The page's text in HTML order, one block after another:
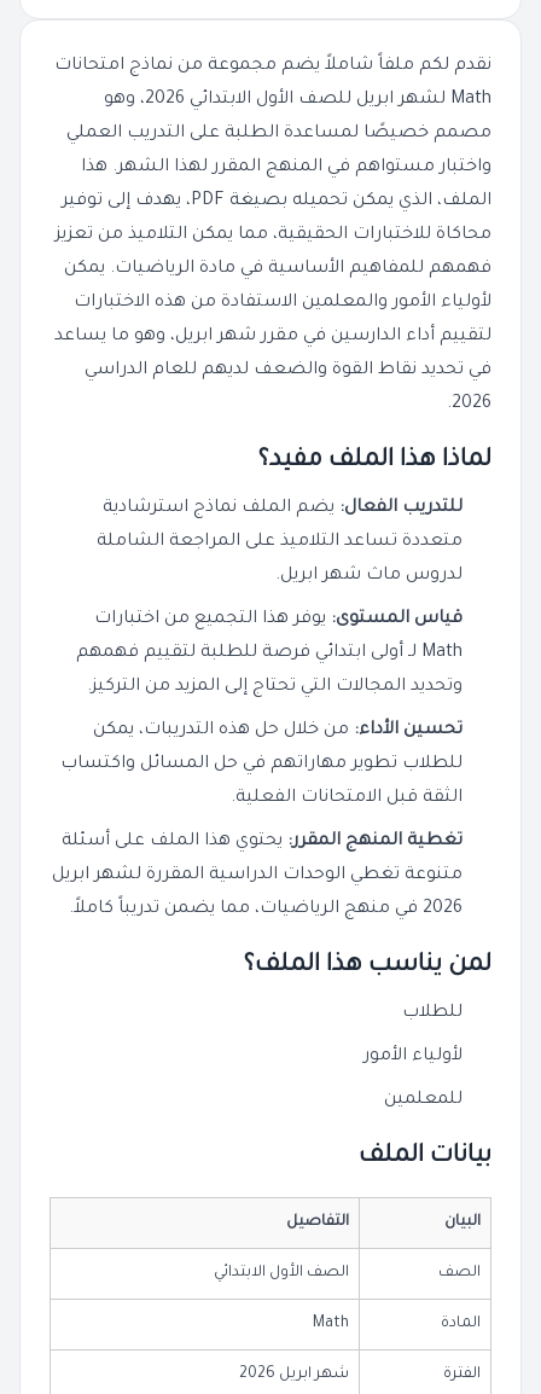
نقدم لكم ملفاً شاملاً يضم مجموعة من نماذج امتحانات
Math لشهر ابريل للصف الأول الابتدائي 2026، وهو
مصمم خصيصًا لمساعدة الطلبة على التدريب العملي
واختبار مستواهم في المنهج المقرر لهذا الشهر. هذا
الملف، الذي يمكن تحميله بصيغة PDF، يهدف إلى توفير
محاكاة للاختبارات الحقيقية، مما يمكن التلاميذ من تعزيز
فهمهم للمفاهيم الأساسية في مادة الرياضيات. يمكن
لأولياء الأمور والمعلمين الاستفادة من هذه الاختبارات
لتقييم أداء الدارسين في مقرر شهر ابريل، وهو ما يساعد
في تحديد نقاط القوة والضعف لديهم للعام الدراسي
2026.
لماذا هذا الملف مفيد؟
للتدريب الفعال: يضم الملف نماذج استرشادية
متعددة تساعد التلاميذ على المراجعة الشاملة
لدروس ماث شهر ابريل.
قياس المستوى: يوفر هذا التجميع من اختبارات
Math لـ أولى ابتدائي فرصة للطلبة لتقييم فهمهم
وتحديد المجالات التي تحتاج إلى المزيد من التركيز.
تحسين الأداء: من خلال حل هذه التدريبات، يمكن
للطلاب تطوير مهاراتهم في حل المسائل واكتساب
الثقة قبل الامتحانات الفعلية.
تغطية المنهج المقرر: يحتوي هذا الملف على أسئلة
متنوعة تغطي الوحدات الدراسية المقررة لشهر ابريل
2026 في منهج الرياضيات، مما يضمن تدريباً كاملاً.
لمن يناسب هذا الملف؟
للطلاب
لأولياء الأمور
للمعلمين
بيانات الملف
البيان التفاصيل
الصف الصف الأول الابتدائي
المادة Math
الفترة شهر ابريل 2026